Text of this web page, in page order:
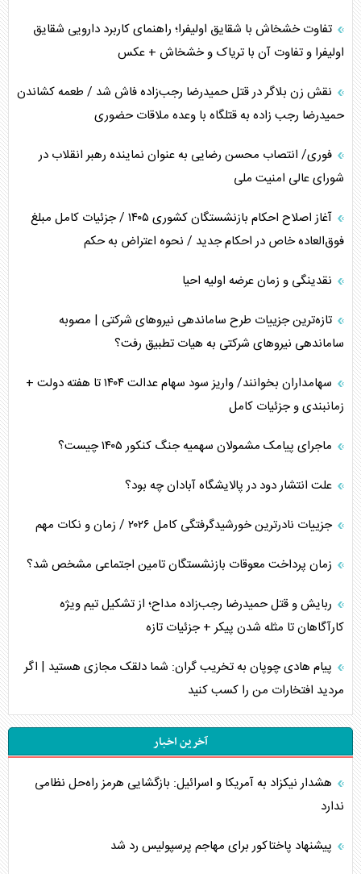
محدودیت صادرات نفت عربستان
چگونه مقاومت صحنه جنگ را تغییر می‌دهد؟
جنگ رمضان و معضل حضور نظامیان آمریکایی
تحلیل جامع پدیده تراستی‌ها
تأثیر جنگ ایران و آمریکا بر اقتصاد جهانی
تفاوت خشخاش با شقایق اولیفرا؛ راهنمای کاربرد دارویی شقایق
اولیفرا و تفاوت آن با تریاک و خشخاش + عکس
نقش زن بلاگر در قتل حمیدرضا رجب‌زاده فاش شد / طعمه کشاندن
حمیدرضا رجب زاده به قتلگاه با وعده ملاقات حضوری
فوری/ انتصاب محسن رضایی به عنوان نماینده رهبر انقلاب در
شورای عالی امنیت ملی
آغاز اصلاح احکام بازنشستگان کشوری ۱۴۰۵ / جزئیات کامل مبلغ
فوق‌العاده خاص در احکام جدید / نحوه اعتراض به حکم
نقدینگی و زمان عرضه اولیه احیا
تازه‌ترین جزییات طرح ساماندهی نیرو‌های شرکتی | مصوبه
ساماندهی نیرو‌های شرکتی به هیات تطبیق رفت؟
سهامداران بخوانند/ واریز سود سهام عدالت ۱۴۰۴ تا هفته دولت +
زمانبندی و جزئیات کامل
ماجرای پیامک مشمولان سهمیه جنگ کنکور ۱۴۰۵ چیست؟
علت انتشار دود در پالایشگاه آبادان چه بود؟
جزییات نادرترین خورشیدگرفتگی کامل ۲۰۲۶ / زمان و نکات مهم
زمان پرداخت معوقات بازنشستگان تامین اجتماعی مشخص شد؟
ربایش و قتل حمیدرضا رجب‌زاده مداح؛ از تشکیل تیم ویژه
کارآگاهان تا مثله شدن پیکر + جزئیات تازه
پیام هادی چوپان به تخریب گران: شما دلقک مجازی هستید | اگر
مردید افتخارات من را کسب کنید
آخرین اخبار
هشدار نیکزاد به آمریکا و اسرائیل: بازگشایی هرمز راه‌حل نظامی
ندارد
پیشنهاد پاختاکور برای مهاجم پرسپولیس رد شد